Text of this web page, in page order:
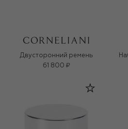
Двусторонний ремень
61 800 ₽